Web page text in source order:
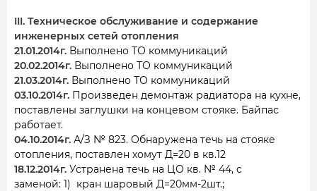
III. Техническое обслуживание и содержание
инженерных сетей отопления
21.01.2014г. Выполнено ТО коммуникаций
20.02.2014г. Выполнено ТО коммуникаций
21.03.2014г. Выполнено ТО коммуникаций
03.10.2014г. Произведен демонтаж радиатора на кухне,
поставлены заглушки на концевом стояке. Байпас
работает.
04.10.2014г. А/З № 823. Обнаружена течь на стояке
отопления, поставлен хомут Д=20 в кв.12
18.12.2014г. Устранена течь на ЦО кв. № 44, с
заменой: 1) кран шаровый Д=20мм-2шт.;